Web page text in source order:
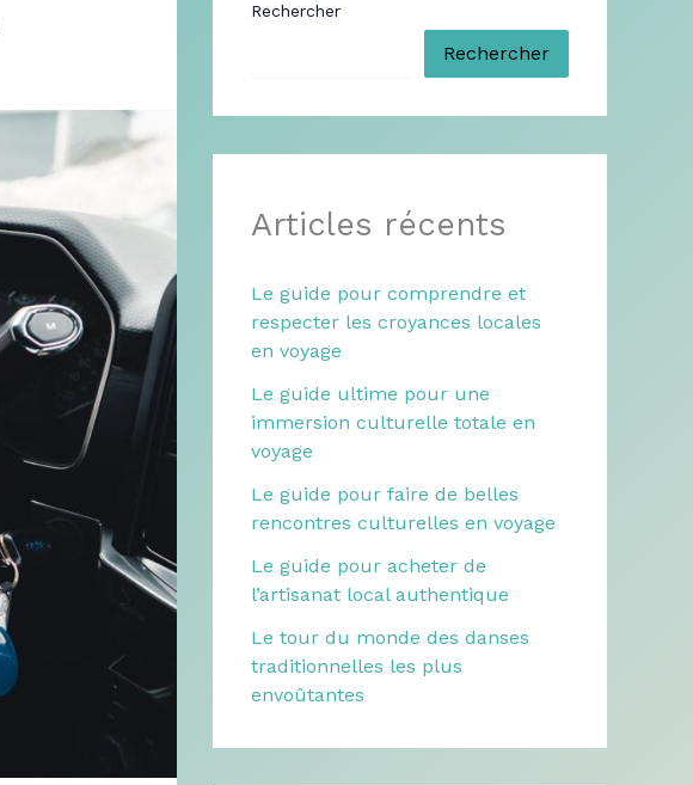
Rechercher
Rechercher
Articles récents
Le guide pour comprendre et
respecter les croyances locales
en voyage
Le guide ultime pour une
immersion culturelle totale en
voyage
Le guide pour faire de belles
rencontres culturelles en voyage
Le guide pour acheter de
l’artisanat local authentique
Le tour du monde des danses
traditionnelles les plus
envoûtantes